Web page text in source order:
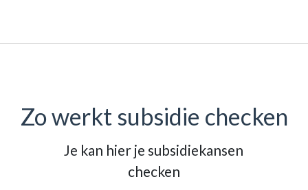
Zo werkt subsidie checken
Je kan hier je subsidiekansen
checken